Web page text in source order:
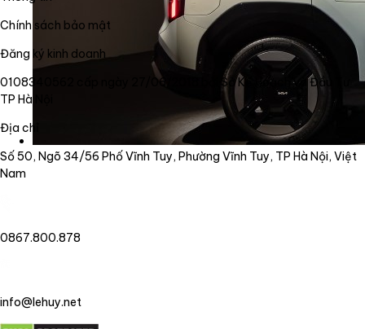
Chính sách bảo mật
Đăng ký kinh doanh
0108340562 cấp ngày 27/06/2018 bởi Sở Kế Hoạch và Đầu Tư
TP Hà Nội
Địa chỉ
Số 50, Ngõ 34/56 Phố Vĩnh Tuy, Phường Vĩnh Tuy, TP Hà Nội, Việt
Nam
0867.800.878
info@lehuy.net